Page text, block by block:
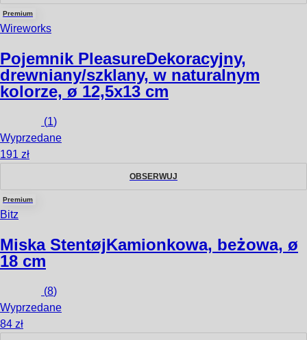
Premium
Wireworks
Pojemnik PleasureDekoracyjny,
drewniany/szklany, w naturalnym
kolorze, ø 12,5x13 cm
(1)
Wyprzedane
191 zł
OBSERWUJ
Premium
Bitz
Miska StentøjKamionkowa, beżowa, ø
18 cm
(8)
Wyprzedane
84 zł